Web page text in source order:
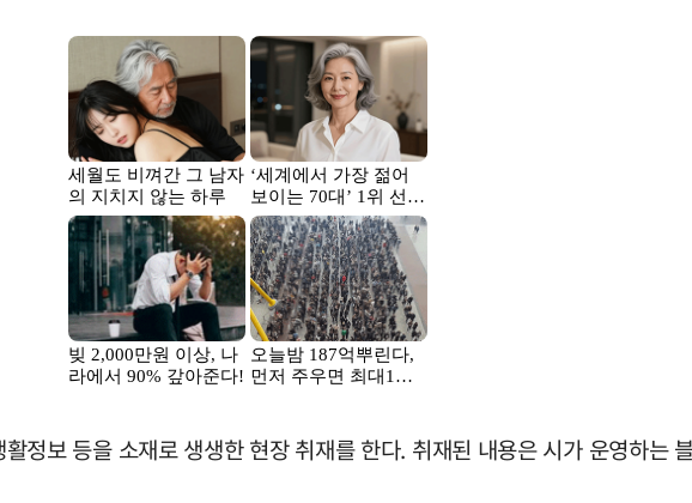
정보 등을 소재로 생생한 현장 취재를 한다. 취재된 내용은 시가 운영하는